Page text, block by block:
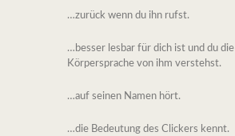
…zurück wenn du ihn rufst.
…besser lesbar für dich ist und du die
Körpersprache von ihm verstehst.
…auf seinen Namen hört.
…die Bedeutung des Clickers kennt.